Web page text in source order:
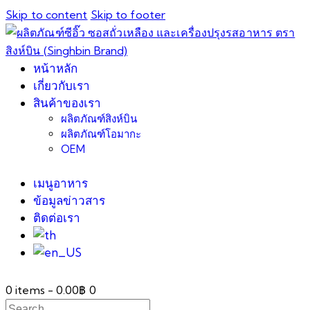
Skip to content Skip to footer
หน้าหลัก
เกี่ยวกับเรา
สินค้าของเรา
ผลิตภัณฑ์สิงห์บิน
ผลิตภัณฑ์โอมากะ
OEM
เมนูอาหาร
ข้อมูลข่าวสาร
ติดต่อเรา
0 items -0.00฿ 0